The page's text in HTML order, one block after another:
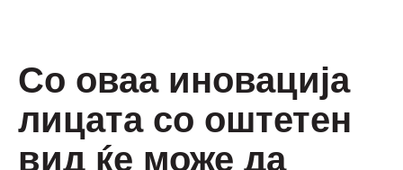
Со оваа иновација
лицата со оштетен
вид ќе може да